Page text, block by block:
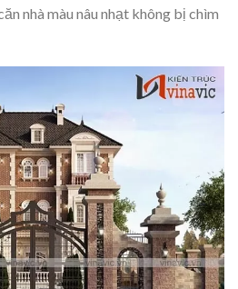
nhà màu nâu nhạt không bị chìm